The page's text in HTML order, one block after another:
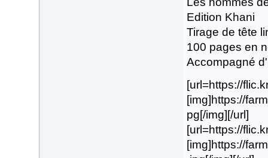
Edition Khani
Tirage de tête
100 pages en
Accompagné
[url=https://
[img]https://
pg[/img][/url]
[url=https://
[img]https://